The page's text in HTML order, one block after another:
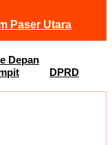
Paser Utara
Depan
DPRD